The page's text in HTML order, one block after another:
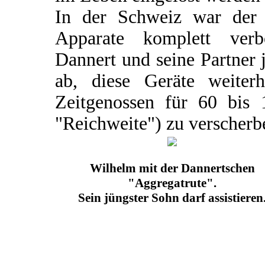
In der Schweiz war der
Apparate komplett
Dannert und seine
ab, diese Geräte
Zeitgenossen für 60
"Reichweite") zu
Wilhelm mit der Dannertschen
"Aggregatrute".
Sein jüngster Sohn darf